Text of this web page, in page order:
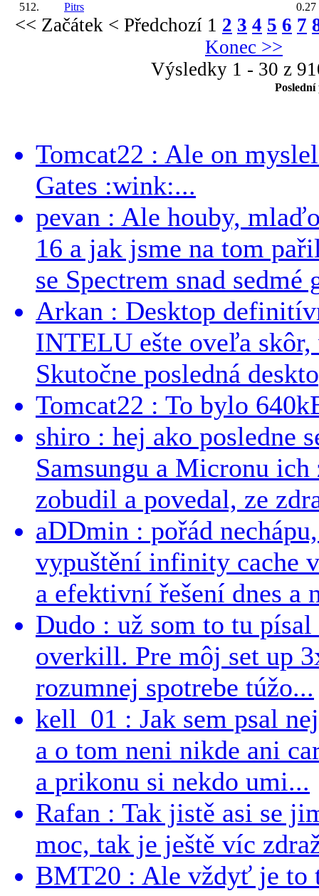
512.
Pitrs 0.27
<< Začátek < Předchozí 1 2 3 4 5 6 7
Konec >>
Výsledky 1 - 30 z
Tomcat22 : Ale on
Gates :wink:...
pevan : Ale houby,
16 a jak jsme na tom
se Spectrem snad sedmé
Arkan : Desktop
INTELU ešte oveľa
Skutočne posledná
Tomcat22 : To bylo
shiro : hej ako posledne
Samsungu a Micronu
zobudil a povedal, ze
aDDmin : pořád
vypuštění infinity cache
a efektivní řešení dnes a
Dudo : už som to tu
overkill. Pre môj set up
rozumnej spotrebe túžo...
kell_01 : Jak sem psal
a o tom neni nikde ani
a prikonu si nekdo umi...
Rafan : Tak jistě asi se
moc, tak je ještě víc
BMT20 : Ale vždyť je to